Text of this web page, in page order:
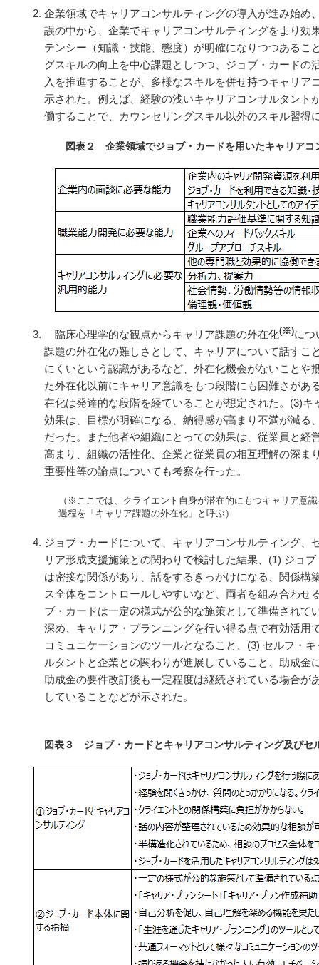
企業領域でキャリアコンサルティングの導入が進み始め
誤の中から、企業でキャリアコンサルティングをより効
テンシー（知識・技能、態度）が明確になりつつあるこ
グスキルの向上を中心課題としつつ、ジョブ・カードの
入を推進することが、多様なスキルを併せ持つキャリア
示された。例えば、経験の浅いキャリアコンサルタント
働することで、カウンセリングスキル以外のスキル習得
図表２ 企業領域でジョブ・カードを用いたキャリアコ
臨床心理学的な観点からキャリア課題の外在化(※)につ
課題の外在化の難しさとして、キャリアについて話すこ
にくいという認識があるなど、外在化機会がないことや
た外在化以前にキャリア意識をもつ段階にも困難さがあ
在化は発達的な段階を経ていることが想定された。(3)
効果は、目標が明確になる、納得感が高まり不満が減る
だった。また他者や組織にとっての効果は、従業員と経
高まり、組織の活性化、企業と従業員の相互理解の深ま
重要性等の論点についても考察を行った。
（※ここでは、クライエント自身が潜在的にもつキャリア意
過程を「キャリア課題の外在化」と呼ぶ）
ジョブ・カードについて、キャリアコンサルティング、
リア形成支援施策との関わりで検討した結果、(1) ジョ
は密接な関係があり、話をするきっかけになる、関係構
ス全体をコントロールしやすいなど、両者を組み合わせ
ブ・カードは一定の様式が公的な施策として準備されて
深め、キャリア・プランニングを行い得る点で有効活用
コミュニケーションのツールとなること、(3) セルフ・
ルタントと企業との関わりが進展していること、助成金
助成金の要件改訂後も一定程度は継続されている場合が
していることなどが示された。
図表３ ジョブ・カードとキャリアコンサルティング及びセ